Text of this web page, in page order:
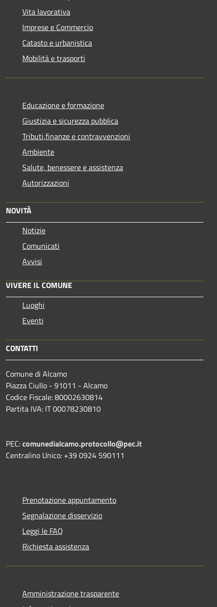
Vita lavorativa
Imprese e Commercio
Catasto e urbanistica
Mobilità e trasporti
Educazione e formazione
Giustizia e sicurezza pubblica
Tributi,finanze e contravvenzioni
Ambiente
Salute, benessere e assistenza
Autorizzazioni
NOVITÀ
Notizie
Comunicati
Avvisi
VIVERE IL COMUNE
Luoghi
Eventi
CONTATTI
Comune di Alcamo
Piazza Ciullo - 91011 - Alcamo
Codice Fiscale: 80002630814
Partita IVA: IT 00078230810
PEC:comunedialcamo.protocollo@pec.it
Centralino Unico: +39 0924 590111
Prenotazione appuntamento
Segnalazione disservizio
Leggi le FAQ
Richiesta assistenza
Amministrazione trasparente